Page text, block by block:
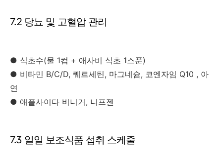
7.2 당뇨 및 고혈압 관리
● 식초수(물 1컵 + 애사비 식초 1스푼)
● 비타민 B/C/D, 퀘르세틴, 마그네슘, 코엔자임 Q10 , 아
연
● 애플사이다 비니거, 니프젠
7.3 일일 보조식품 섭취 스케줄